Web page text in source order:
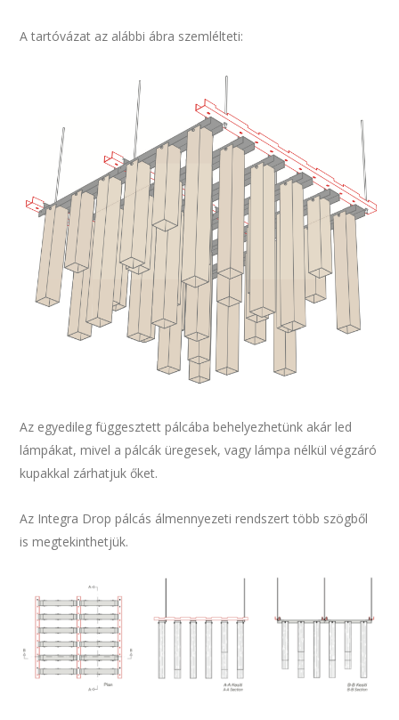
A tartóvázat az alábbi ábra szemlélteti:
Az egyedileg függesztett pálcába behelyezhetünk akár led
lámpákat, mivel a pálcák üregesek, vagy lámpa nélkül végzáró
kupakkal zárhatjuk őket.
Az Integra Drop pálcás álmennyezeti rendszert több szögből
is megtekinthetjük.